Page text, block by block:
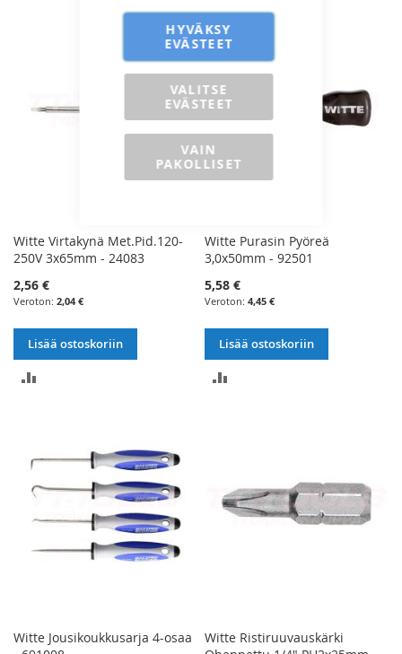
HYVÄKSY
EVÄSTEET
VALITSE
EVÄSTEET
VAIN
PAKOLLISET
VERTAILUUN
Witte Virtakynä Met.Pid.120-
250V 3x65mm - 24083
2,56 €
2,04 €
Lisää ostoskoriin
Witte Purasin Pyöreä
3,0x50mm - 92501
5,58 €
4,45 €
Lisää ostoskoriin
Witte Jousikoukkusarja 4-osaa
Witte Ristiruuvauskärki